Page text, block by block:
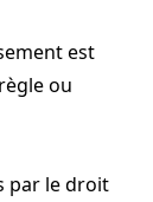
est
ou
par le droit